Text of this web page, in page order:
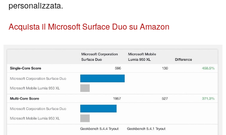
personalizzata.
Acquista il Microsoft Surface Duo su Amazon